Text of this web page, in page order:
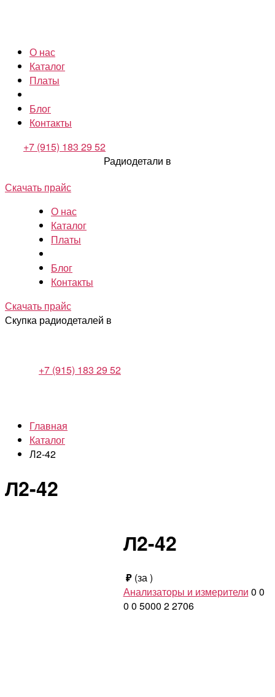
О нас
Каталог
Платы
Блог
Контакты
+7 (915) 183 29 52
Радиодетали в
Скачать прайс
О нас
Каталог
Платы
Блог
Контакты
Скачать прайс
Скупка радиодеталей в
+7 (915) 183 29 52
Главная
Каталог
Л2-42
Л2-42
Л2-42
₽ (за)
Анализаторы и измерители 0 0
0 0 5000 22706